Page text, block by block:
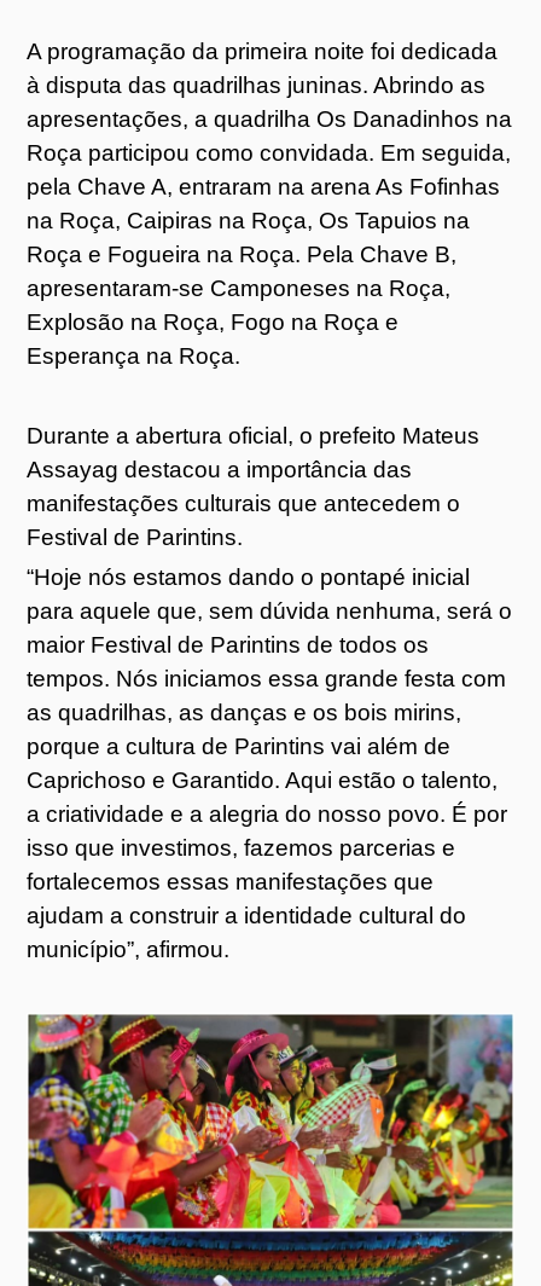
A programação da primeira noite foi dedicada
à disputa das quadrilhas juninas. Abrindo as
apresentações, a quadrilha Os Danadinhos na
Roça participou como convidada. Em seguida,
pela Chave A, entraram na arena As Fofinhas
na Roça, Caipiras na Roça, Os Tapuios na
Roça e Fogueira na Roça. Pela Chave B,
apresentaram-se Camponeses na Roça,
Explosão na Roça, Fogo na Roça e
Esperança na Roça.
Durante a abertura oficial, o prefeito Mateus
Assayag destacou a importância das
manifestações culturais que antecedem o
Festival de Parintins.
“Hoje nós estamos dando o pontapé inicial
para aquele que, sem dúvida nenhuma, será o
maior Festival de Parintins de todos os
tempos. Nós iniciamos essa grande festa com
as quadrilhas, as danças e os bois mirins,
porque a cultura de Parintins vai além de
Caprichoso e Garantido. Aqui estão o talento,
a criatividade e a alegria do nosso povo. É por
isso que investimos, fazemos parcerias e
fortalecemos essas manifestações que
ajudam a construir a identidade cultural do
município”, afirmou.